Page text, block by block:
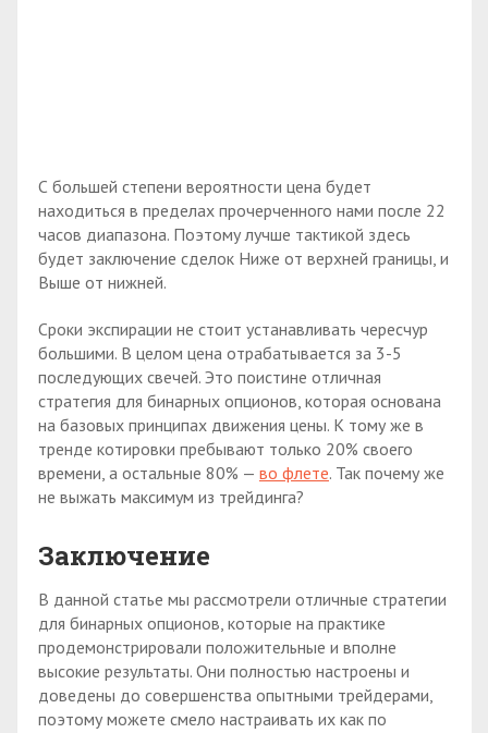
С большей степени вероятности цена будет
находиться в пределах прочерченного нами после 22
часов диапазона. Поэтому лучше тактикой здесь
будет заключение сделок Ниже от верхней границы, и
Выше от нижней.
Сроки экспирации не стоит устанавливать чересчур
большими. В целом цена отрабатывается за 3-5
последующих свечей. Это поистине отличная
стратегия для бинарных опционов, которая основана
на базовых принципах движения цены. К тому же в
тренде котировки пребывают только 20% своего
времени, а остальные 80% — во флете. Так почему же
не выжать максимум из трейдинга?
Заключение
В данной статье мы рассмотрели отличные стратегии
для бинарных опционов, которые на практике
продемонстрировали положительные и вполне
высокие результаты. Они полностью настроены и
доведены до совершенства опытными трейдерами,
поэтому можете смело настраивать их как по